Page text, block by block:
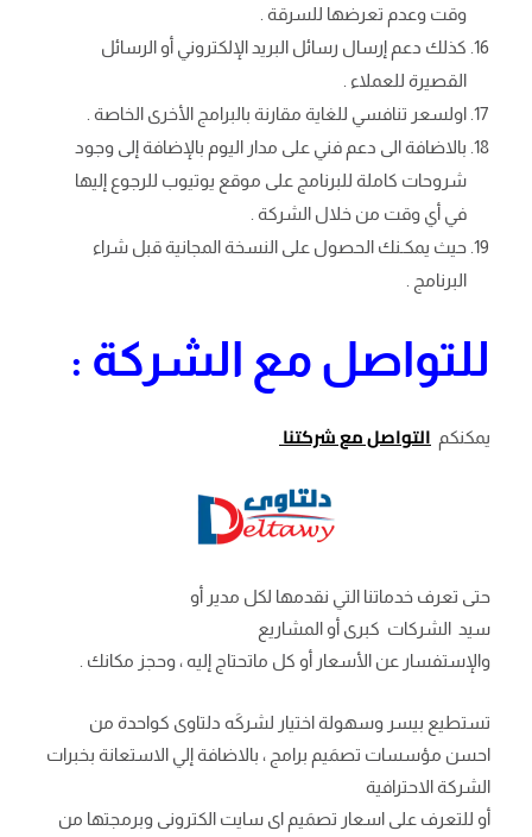
وقت وعدم تعرضها للسرقة .
كذلك دعم إرسال رسائل البريد الإلكتروني أو الرسائل
القصيرة للعملاء .
اولسعر تنافسي للغاية مقارنة بالبرامج الأخرى الخاصة .
بالاضافة الى دعم فني على مدار اليوم بالإضافة إلى وجود
شروحات كاملة للبرنامج على موقع يوتيوب للرجوع إليها
في أي وقت من خلال الشركة .
حيث يمكـنك الحصول على النسخة المجانية قبل شراء
البرنامج .
للتواصل مع الشركة :
يمكنكم التواصل مع شركتنا
حتى تعرف خدماتنا التي نقدمها لكل مدير أو
سيد الشركات كبرى أو المشاريع
والإستفسار عن الأسعار أو كل ماتحتاج إليه ، وحجز مكانك .
تستطيع بيسر وسهولة اختيار لشركَه دلتاوى كواحدة من
احسن مؤسسات تصمَيم برامج ، بالاضافة إلي الاستعانة بخبرات
الشركة الاحترافية
أو للتعرف على اسعار تصمَيم اى سايت الكترونى وبرمجتها من